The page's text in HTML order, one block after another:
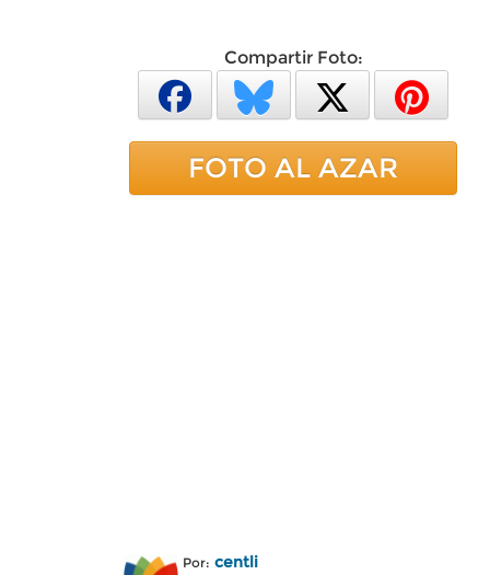
Compartir Foto:
FOTO AL AZAR
Por: centli